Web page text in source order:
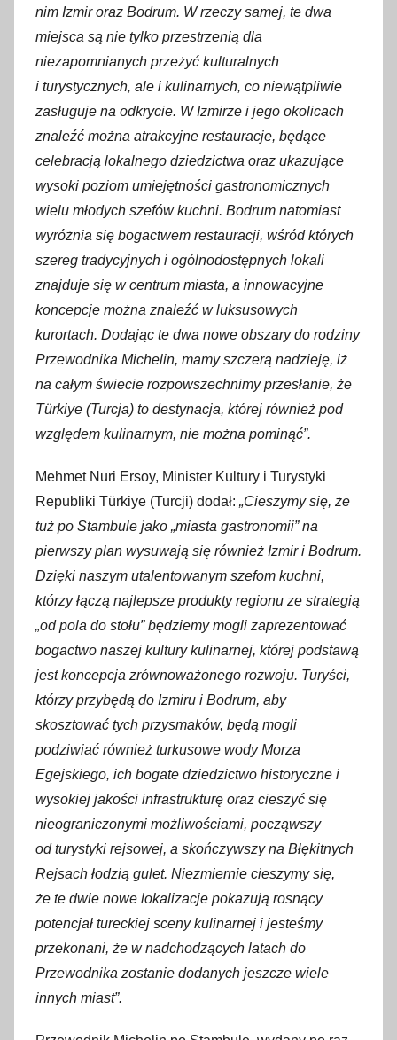
nim Izmir oraz Bodrum. W rzeczy samej, te dwa
miejsca są nie tylko przestrzenią dla
niezapomnianych przeżyć kulturalnych
i turystycznych, ale i kulinarnych, co niewątpliwie
zasługuje na odkrycie. W Izmirze i jego okolicach
znaleźć można atrakcyjne restauracje, będące
celebracją lokalnego dziedzictwa oraz ukazujące
wysoki poziom umiejętności gastronomicznych
wielu młodych szefów kuchni. Bodrum natomiast
wyróżnia się bogactwem restauracji, wśród których
szereg tradycyjnych i ogólnodostępnych lokali
znajduje się w centrum miasta, a innowacyjne
koncepcje można znaleźć w luksusowych
kurortach. Dodając te dwa nowe obszary do rodziny
Przewodnika Michelin, mamy szczerą nadzieję, iż
na całym świecie rozpowszechnimy przesłanie, że
Türkiye (Turcja) to destynacja, której również pod
względem kulinarnym, nie można pominąć”.
Mehmet Nuri Ersoy, Minister Kultury i Turystyki
Republiki Türkiye (Turcji) dodał: „Cieszymy się, że
tuż po Stambule jako „miasta gastronomii” na
pierwszy plan wysuwają się również Izmir i Bodrum.
Dzięki naszym utalentowanym szefom kuchni,
którzy łączą najlepsze produkty regionu ze strategią
„od pola do stołu” będziemy mogli zaprezentować
bogactwo naszej kultury kulinarnej, której podstawą
jest koncepcja zrównoważonego rozwoju. Turyści,
którzy przybędą do Izmiru i Bodrum, aby
skosztować tych przysmaków, będą mogli
podziwiać również turkusowe wody Morza
Egejskiego, ich bogate dziedzictwo historyczne i
wysokiej jakości infrastrukturę oraz cieszyć się
nieograniczonymi możliwościami, począwszy
od turystyki rejsowej, a skończywszy na Błękitnych
Rejsach łodzią gulet. Niezmiernie cieszymy się,
że te dwie nowe lokalizacje pokazują rosnący
potencjał tureckiej sceny kulinarnej i jesteśmy
przekonani, że w nadchodzących latach do
Przewodnika zostanie dodanych jeszcze wiele
innych miast”.